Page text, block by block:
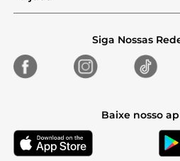
Siga Nossas
Baixe nosso